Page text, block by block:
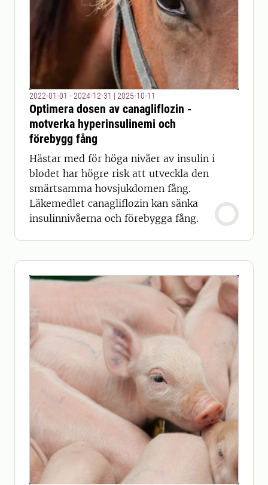
2022-01-01 - 2024-12-31 | 2025-10-11
Optimera dosen av canagliflozin -
motverka hyperinsulinemi och
förebygg fång
Hästar med för höga nivåer av insulin i
blodet har högre risk att utveckla den
smärtsamma hovsjukdomen fång.
Läkemedlet canagliflozin kan sänka
insulinnivåerna och förebygga fång.